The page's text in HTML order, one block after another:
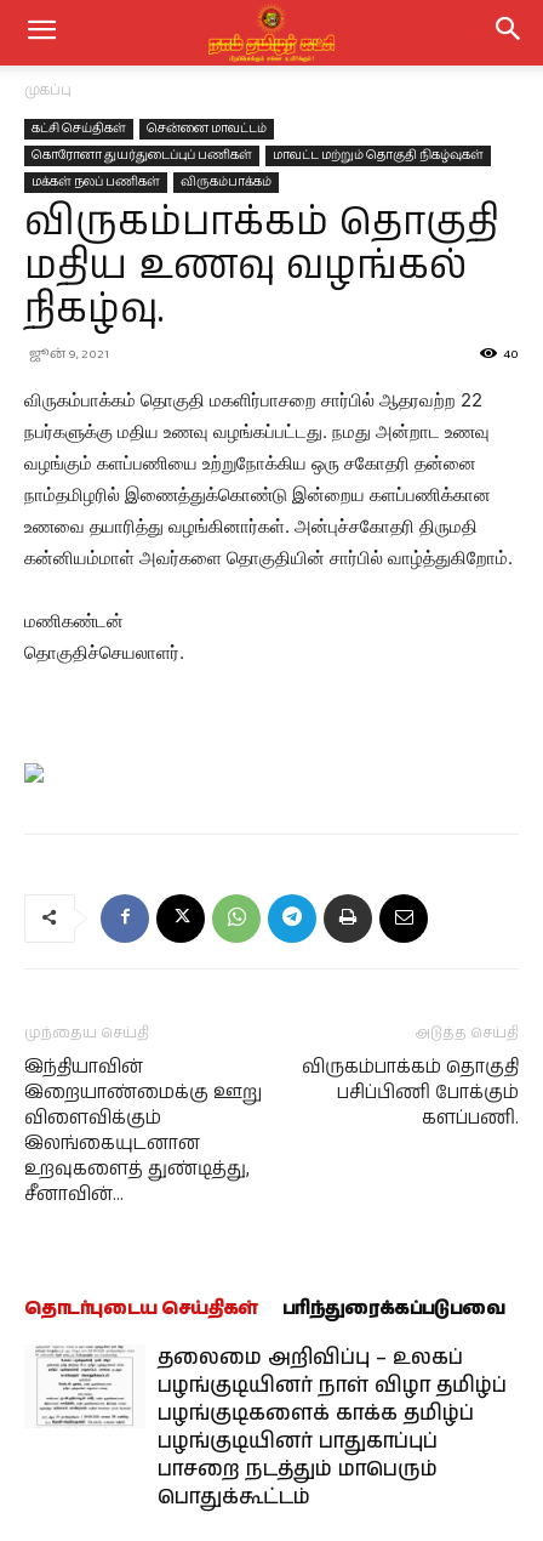
முகப்பு
கட்சி செய்திகள்
சென்னை மாவட்டம்
கொரோனா துயர்துடைப்புப் பணிகள்
மாவட்ட மற்றும் தொகுதி நிகழ்வுகள்
மக்கள் நலப் பணிகள்
விருகம்பாக்கம்
விருகம்பாக்கம் தொகுதி
மதிய உணவு வழங்கல்
நிகழ்வு.
ஜூன் 9, 2021 40
விருகம்பாக்கம் தொகுதி மகளிர்பாசறை சார்பில் ஆதரவற்ற 22
நபர்களுக்கு மதிய உணவு வழங்கப்பட்டது. நமது அன்றாட உணவு
வழங்கும் களப்பணியை உற்றுநோக்கிய ஒரு சகோதரி தன்னை
நாம்தமிழரில் இணைத்துக்கொண்டு இன்றைய களப்பணிக்கான
உணவை தயாரித்து வழங்கினார்கள். அன்புச்சகோதரி திருமதி
கன்னியம்மாள் அவர்களை தொகுதியின் சார்பில் வாழ்த்துகிறோம்.
மணிகண்டன்
தொகுதிச்செயலாளர்.
முந்தைய செய்தி
இந்தியாவின்
இறையாண்மைக்கு ஊறு
விளைவிக்கும்
இலங்கையுடனான
உறவுகளைத் துண்டித்து,
சீனாவின்…
அடுத்த செய்தி
விருகம்பாக்கம் தொகுதி
பசிப்பிணி போக்கும்
களப்பணி.
தொடர்புடைய செய்திகள் பரிந்துரைக்கப்படுபவை
தலைமை அறிவிப்பு – உலகப்
பழங்குடியினர் நாள் விழா தமிழ்ப்
பழங்குடிகளைக் காக்க தமிழ்ப்
பழங்குடியினர் பாதுகாப்புப்
பாசறை நடத்தும் மாபெரும்
பொதுக்கூட்டம்